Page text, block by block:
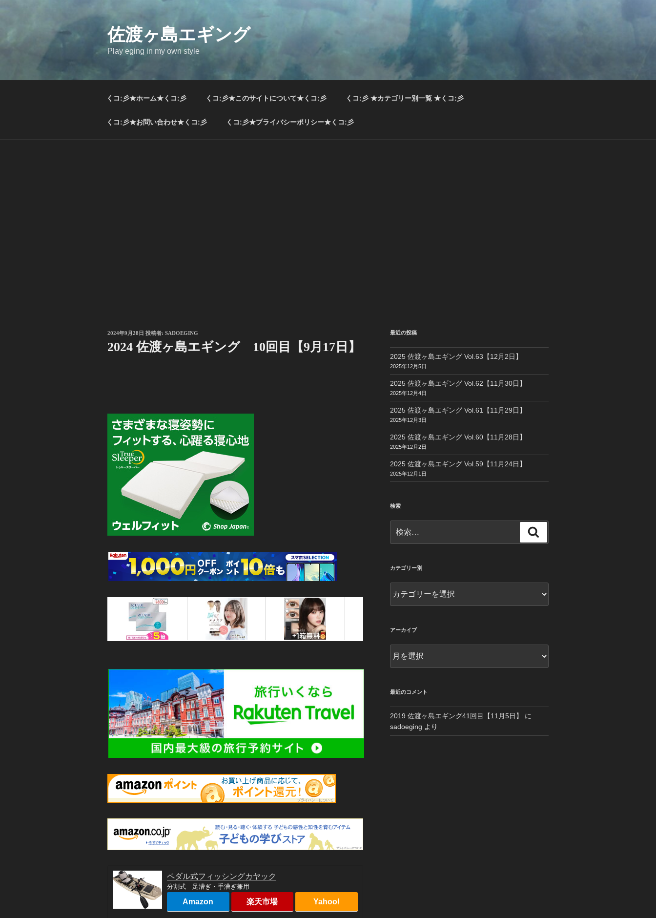
佐渡ヶ島エギング
Play eging in my own style
くコ:彡★ホーム★くコ:彡 くコ:彡★このサイトについて★くコ:彡 くコ:彡 ★カテゴリー別一覧 ★くコ:彡
くコ:彡★お問い合わせ★くコ:彡 くコ:彡★プライバシーポリシー★くコ:彡
投
日:
2024年9月28日 投稿者: SADOEGING
2024 佐渡ヶ島エギング 10回目【9月17日】
ペダル式フィッシングカヤック
分割式 足漕ぎ・手漕ぎ兼用
Amazon 楽天市場 Yahoo!
最近の投稿
2025 佐渡ヶ島エギング Vol.63【12月2日】
2025年12月5日
2025 佐渡ヶ島エギング Vol.62【11月30日】
2025年12月4日
2025 佐渡ヶ島エギング Vol.61【11月29日】
2025年12月3日
2025 佐渡ヶ島エギング Vol.60【11月28日】
2025年12月2日
2025 佐渡ヶ島エギング Vol.59【11月24日】
2025年12月1日
検索
索:
索
カテゴリー別
テ
ー
アーカイブ
ー
ブ
最近のコメント
2019 佐渡ヶ島エギング41回目【11月5日】
に
sadoeging より